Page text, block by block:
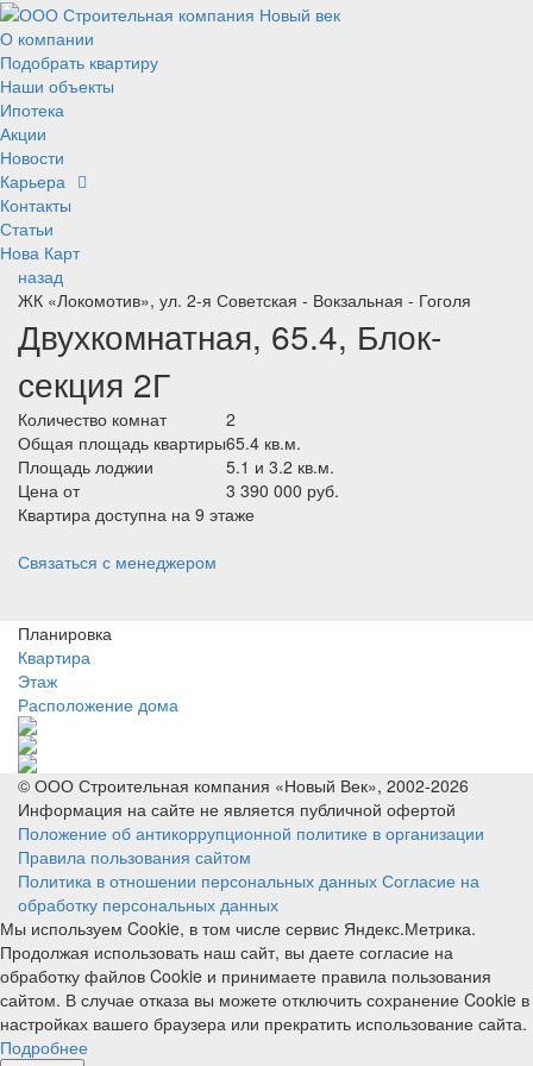
О компании
Подобрать квартиру
Наши объекты
Ипотека
Акции
Новости
Карьера
Контакты
Статьи
Нова Карт
назад
ЖК «Локомотив», ул. 2-я Советская - Вокзальная - Гоголя
Двухкомнатная, 65.4, Блок-
секция 2Г
Количество комнат
2
Общая площадь квартиры65.4 кв.м.
Площадь лоджии
5.1 и 3.2 кв.м.
Цена от
3 390 000 руб.
Квартира доступна на 9 этаже
Связаться с менеджером
Планировка
Квартира
Этаж
Расположение дома
© ООО Строительная компания «Новый Век», 2002-2026
Информация на сайте не является публичной офертой
Положение об антикоррупционной политике в организации
Правила пользования сайтом
Политика в отношении персональных данных Согласие на
обработку персональных данных
Мы используем Cookie, в том числе сервис Яндекс.Метрика.
Продолжая использовать наш сайт, вы даете согласие на
обработку файлов Cookie и принимаете правила пользования
сайтом. В случае отказа вы можете отключить сохранение Cookie в
настройках вашего браузера или прекратить использование сайта.
Подробнее